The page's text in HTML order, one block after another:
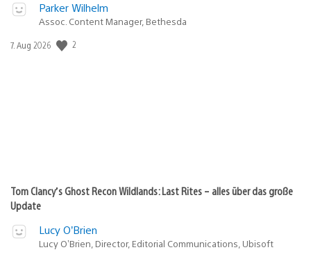
Parker Wilhelm
Assoc. Content Manager, Bethesda
Veröffentlichungsdatum:
7. Aug 2026 2
Tom Clancy’s Ghost Recon Wildlands: Last Rites – alles über das große
Update
Lucy O’Brien
Lucy O’Brien, Director, Editorial Communications, Ubisoft